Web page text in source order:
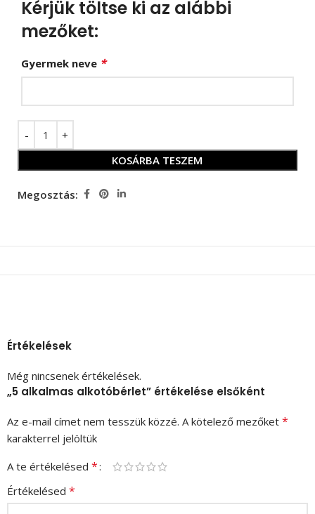
Kérjük töltse ki az alábbi
mezőket:
Gyermek neve *
KOSÁRBA TESZEM
Megosztás:
Értékelések
Még nincsenek értékelések.
„5 alkalmas alkotóbérlet” értékelése elsőként
Az e-mail címet nem tesszük közzé. A kötelező mezőket *
karakterrel jelöltük
A te értékelésed *
Értékelésed *